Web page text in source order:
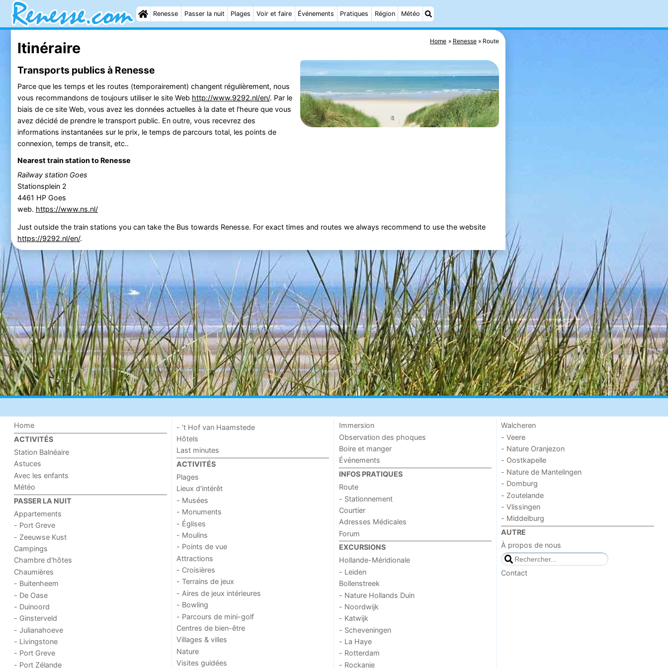
Renesse Passer la nuit Plages Voir et faire Événements Pratiques Région Météo
Home Renesse Route
Itinéraire
Transports publics à Renesse
Parce que les temps et les routes (temporairement) changent régulièrement, nous
vous recommandons de toujours utiliser le site Web http://www.9292.nl/en/. Par le
biais de ce site Web, vous avez les données actuelles à la date et l'heure que vous
avez décidé de prendre le transport public. En outre, vous recevrez des
informations instantanées sur le prix, le temps de parcours total, les points de
connexion, temps de transit, etc..
Nearest train station to Renesse
Railway station Goes
Stationsplein 2
4461 HP Goes
web. https://www.ns.nl/
Just outside the train stations you can take the Bus towards Renesse. For exact times and routes we always recommend to use the website
https://9292.nl/en/.
Home
ACTIVITÉS
Station Balnéaire
Astuces
Avec les enfants
Météo
PASSER LA NUIT
Appartements
- Port Greve
- Zeeuwse Kust
Campings
Chambre d'hôtes
Chaumières
- Buitenheem
- De Oase
- Duinoord
- Ginsterveld
- Julianahoeve
- Livingstone
- Port Greve
- Port Zélande
- ’t Hof van Haamstede
Hôtels
Last minutes
ACTIVITÉS
Plages
Lieux d'intérêt
- Musées
- Monuments
- Églises
- Moulins
- Points de vue
Attractions
- Croisières
- Terrains de jeux
- Aires de jeux intérieures
- Bowling
- Parcours de mini-golf
Centres de bien-être
Villages & villes
Nature
Visites guidées
Immersion
Observation des phoques
Boire et manger
Événements
INFOS PRATIQUES
Route
- Stationnement
Courtier
Adresses Médicales
Forum
EXCURSIONS
Hollande-Méridionale
- Leiden
Bollenstreek
- Nature Hollands Duin
- Noordwijk
- Katwijk
- Scheveningen
- La Haye
- Rotterdam
- Rockanje
Walcheren
- Veere
- Nature Oranjezon
- Oostkapelle
- Nature de Mantelingen
- Domburg
- Zoutelande
- Vlissingen
- Middelburg
AUTRE
À propos de nous
Contact